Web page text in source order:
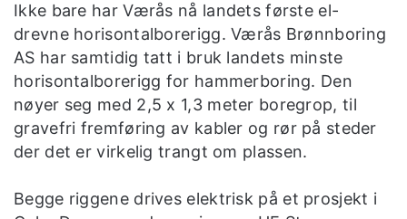
Ikke bare har Værås nå landets første el-
drevne horisontalborerigg. Værås Brønnboring
AS har samtidig tatt i bruk landets minste
horisontalborerigg for hammerboring. Den
nøyer seg med 2,5 x 1,3 meter boregrop, til
gravefri fremføring av kabler og rør på steder
der det er virkelig trangt om plassen.
Begge riggene drives elektrisk på et prosjekt i